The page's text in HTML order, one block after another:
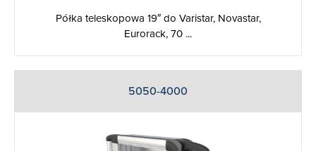
Półka teleskopowa 19″ do Varistar, Novastar,
Eurorack, 70 ...
5050-4000